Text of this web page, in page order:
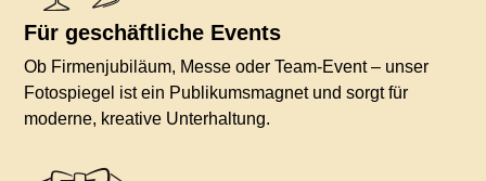
Für geschäftliche Events
Ob Firmenjubiläum, Messe oder Team-Event – unser
Fotospiegel ist ein Publikumsmagnet und sorgt für
moderne, kreative Unterhaltung.